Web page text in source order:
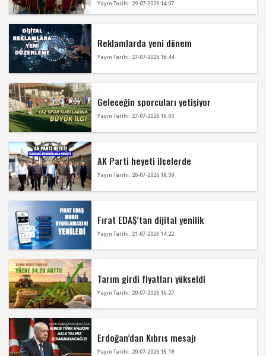
Yayın Tarihi: 29-07-2026 14:07
Reklamlarda yeni dönem
Yayın Tarihi: 27-07-2026 16:44
Geleceğin sporcuları yetişiyor
Yayın Tarihi: 27-07-2026 16:03
AK Parti heyeti ilçelerde
Yayın Tarihi: 26-07-2026 18:39
Fırat EDAŞ’tan dijital yenilik
Yayın Tarihi: 21-07-2026 14:22
Tarım girdi fiyatları yükseldi
Yayın Tarihi: 20-07-2026 15:27
Erdoğan’dan Kıbrıs mesajı
Yayın Tarihi: 20-07-2026 15:18